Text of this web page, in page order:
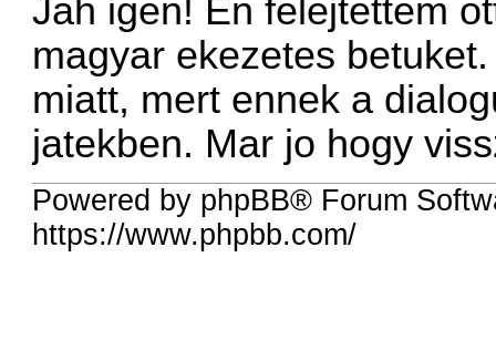
Jah igen! En felejtettem
magyar ekezetes
miatt, mert ennek a
jatekben. Mar jo hogy
Powered by phpBB® Forum
https://www.phpbb.com/